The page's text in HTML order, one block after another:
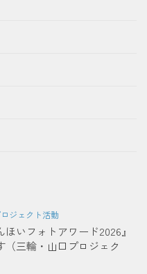
ジェクト活動
ほいフォトアワード2026』
（三輪・山口プロジェク